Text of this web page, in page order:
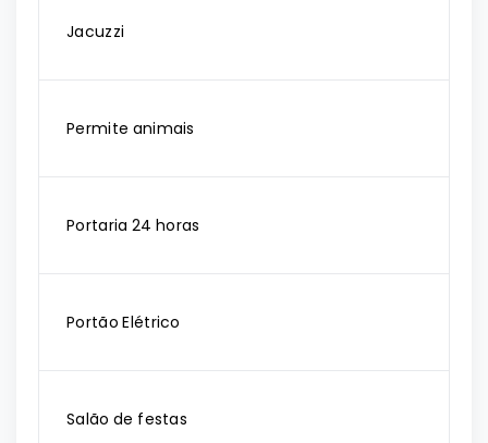
Jacuzzi
Permite animais
Portaria 24 horas
Portão Elétrico
Salão de festas